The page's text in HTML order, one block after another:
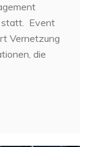
statt. Event
Vernetzung
die